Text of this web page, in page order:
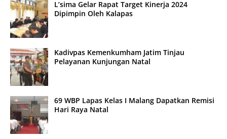
L’sima Gelar Rapat Target Kinerja 2024
Dipimpin Oleh Kalapas
Kadivpas Kemenkumham Jatim Tinjau
Pelayanan Kunjungan Natal
69 WBP Lapas Kelas I Malang Dapatkan Remisi
Hari Raya Natal